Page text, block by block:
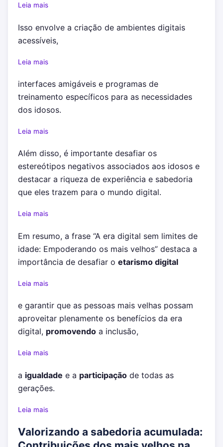
Leia mais
Isso envolve a criação de ambientes digitais
acessíveis,
Leia mais
interfaces amigáveis e programas de
treinamento específicos para as necessidades
dos idosos.
Leia mais
Além disso, é importante desafiar os
estereótipos negativos associados aos idosos e
destacar a riqueza de experiência e sabedoria
que eles trazem para o mundo digital.
Leia mais
Em resumo, a frase “A era digital sem limites de
idade: Empoderando os mais velhos” destaca a
importância de desafiar o etarismo digital
Leia mais
e garantir que as pessoas mais velhas possam
aproveitar plenamente os benefícios da era
digital, promovendo a inclusão,
Leia mais
a igualdade e a participação de todas as
gerações.
Leia mais
Valorizando a sabedoria acumulada: